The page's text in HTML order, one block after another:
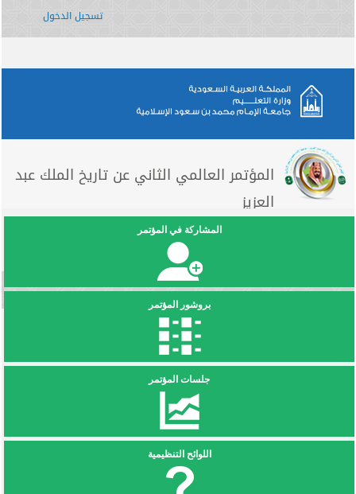
تسجيل الدخول
المؤتمر العالمي الثاني عن تاريخ الملك عبد
العزيز
المشاركة في المؤتمر
بروشور المؤتمر
جلسات المؤتمر
اللوائح التنظيمية